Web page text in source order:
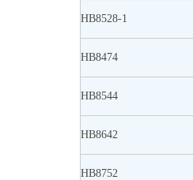
HB8528-1
HB8474
HB8544
HB8642
HB8752